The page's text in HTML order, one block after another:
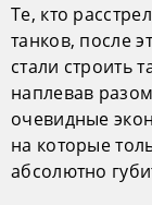
Те, кто
танков, после
стали строить
наплевав
очевидные
на которые
абсолютно